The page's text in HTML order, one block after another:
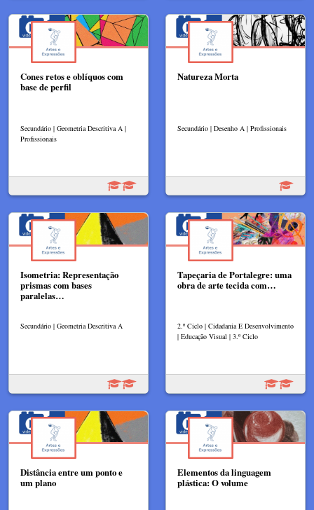
Cones retos e oblíquos com
base de perfil
Secundário | Geometria Descritiva A |
Profissionais
Natureza Morta
Secundário | Desenho A | Profissionais
Isometria: Representação
prismas com bases
paralelas…
Secundário | Geometria Descritiva A
Tapeçaria de Portalegre​: uma
obra de arte tecida com…
2.º Ciclo | Cidadania E Desenvolvimento
| Educação Visual | 3.º Ciclo
Distância entre um ponto e
um plano
Elementos da linguagem
plástica: O volume